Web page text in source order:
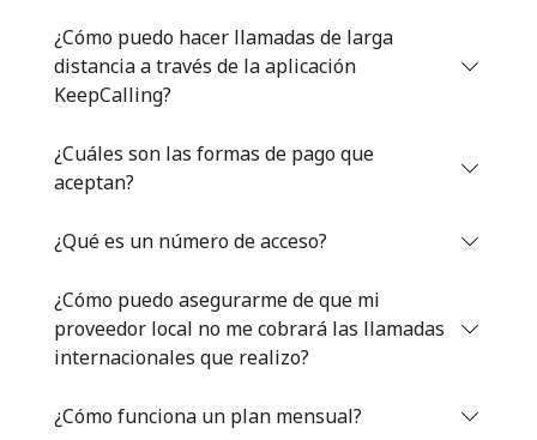
¿Olvidaste tu contraseña? →
Iniciar Sesión
¿Cómo puedo hacer llamadas de larga
distancia a través de la aplicación
KeepCalling?
¿Cuáles son las formas de pago que
aceptan?
¿Qué es un número de acceso?
¿Cómo puedo asegurarme de que mi
proveedor local no me cobrará las llamadas
internacionales que realizo?
¿Cómo funciona un plan mensual?